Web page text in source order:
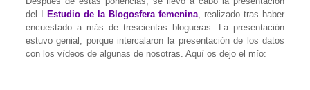
del I
Estudio de la Blogosfera femenina, realizado tras haber
encuestado a más de trescientas blogueras. La presentación
estuvo genial, porque intercalaron la presentación de los datos
con los vídeos de algunas de nosotras. Aquí os dejo el mío: